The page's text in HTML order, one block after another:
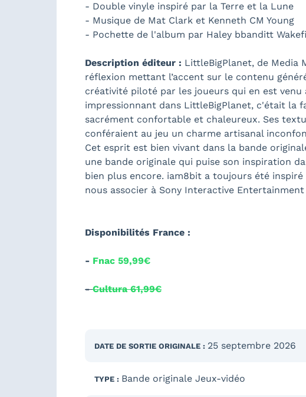
- Double vinyle inspiré par la Terre et la Lune
- Musique de Mat Clark et Kenneth CM Young
- Pochette de l'album par Haley bbanditt
Description éditeur : LittleBigPlanet, de Media
réflexion mettant l’accent sur le contenu
créativité piloté par les joueurs qui en est
impressionnant dans LittleBigPlanet, c'était la
sacrément confortable et chaleureux. Ses
conféraient au jeu un charme artisanal
Cet esprit est bien vivant dans la bande
une bande originale qui puise son inspiration
bien plus encore. iam8bit a toujours été
nous associer à Sony Interactive
Disponibilités France :
- Fnac 59,99€
-Cultura 61,99€
DATE DE SORTIE ORIGINALE : 25 septembre 2026
TYPE : Bande originale Jeux-vidéo